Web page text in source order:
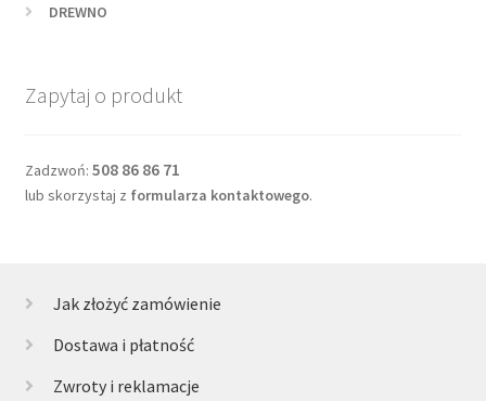
DREWNO
Zapytaj o produkt
Zadzwoń: 508 86 86 71
lub skorzystaj z formularza kontaktowego.
Jak złożyć zamówienie
Dostawa i płatność
Zwroty i reklamacje